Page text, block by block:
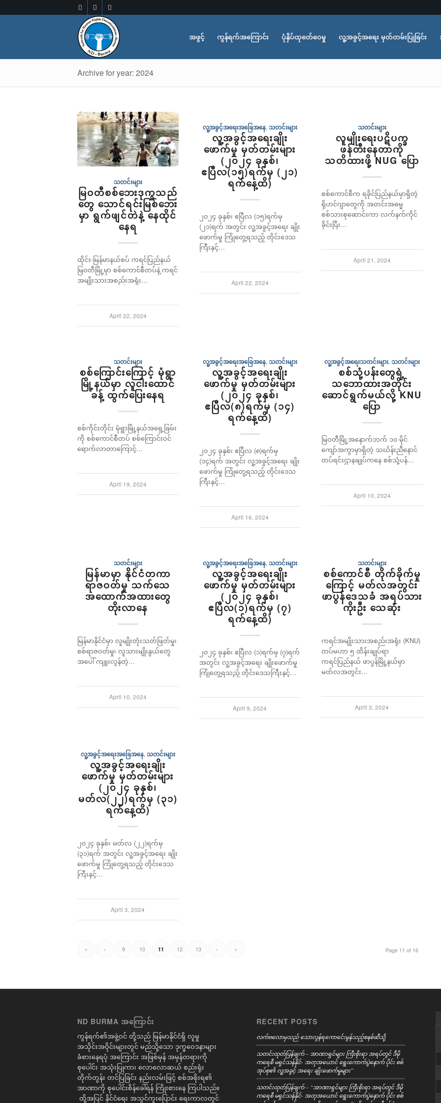
အဖွင့် ကွန်ရက်အကြောင်း ပုံနှိပ်ထုတ်ေဝေမှု လူ့အခွင့်အရေး မှတ်တမ်းပြုခြင်း
Archive for year: 2024
သတင်းများ
မြဝတီစစ်ဘေးဒုက္ခသည်
တွေ သောင်ရင်းမြစ်ဘေး
မှာ ရွက်ဖျင်တဲနဲ့ နေထိုင်
နေရ
ထိုင်း-မြန်မာနယ်စပ် ကရင်ပြည်နယ်
မြဝတီမြို့မှာ စစ်ကောင်စီတပ်နဲ့ ကရင်
အမျိုးသားအစည်းအရုံး…
April 22, 2024
လူ့အခွင့်အရေးအခြေအနေ,သတင်းများ
လူ့အခွင့်အရေးချိုး
ဖောက်မှု မှတ်တမ်းများ
(၂၀၂၄ ခုနှစ်၊
ဧပြီလ(၁၅)ရက်မှ (၂၁)
ရက်နေ့ထိ)
၂၀၂၄ ခုနှစ်၊ ဧပြီလ (၁၅)ရက်မှ
(၂၁)ရက် အတွင်း လူ့အခွင့်အရေး ချိုး
ဖောက်မှု ကြုံတွေ့ရသည့် တိုင်းဒေသ
ကြီးနှင့်…
April 22, 2024
သတင်းများ
လူမျိုးရေးပဋိပက္ခ
ဖန်တီးနေတာကို
သတိထားဖို့ NUG ပြော
စစ်ကောင်စီက ရခိုင်ပြည်နယ်မှာရှိတဲ့
ရိုဟင်ဂျာတွေကို အတင်းအဓမ္မ
စစ်သားစုဆောင်းကာ လက်နက်ကိုင်
ခိုင်းပြီး…
April 21, 2024
သတင်းများ
စစ်ကြောင်းကြောင့် မုံရွာ
မြို့နယ်မှာ လူငါးထောင်
ခန့် ထွက်ပြေးနေရ
စစ်ကိုင်းတိုင်း မုံရွာမြို့နယ်အရှေ့ခြမ်း
ကို စစ်ကောင်စီတပ် စစ်ကြောင်းဝင်
ရောက်လာတာကြောင့်…
April 19, 2024
လူ့အခွင့်အရေးအခြေအနေ,သတင်းများ
လူ့အခွင့်အရေးချိုး
ဖောက်မှု မှတ်တမ်းများ
(၂၀၂၄ ခုနှစ်၊
ဧပြီလ(၈)ရက်မှ (၁၄)
ရက်နေ့ထိ)
၂၀၂၄ ခုနှစ်၊ ဧပြီလ (၈)ရက်မှ
(၁၄)ရက် အတွင်း လူ့အခွင့်အရေး ချိုး
ဖောက်မှု ကြုံတွေ့ရသည့် တိုင်းဒေသ
ကြီးနှင့်…
April 16, 2024
လူ့အခွင့်အရေးသတင်းများ,သတင်းများ
စစ်သုံ့ပန်းတွေရဲ့
သဘောထားအတိုင်း
ဆောင်ရွက်မယ်လို့ KNU
ပြော
မြဝတီမြို့အနောက်ဘက် ၁၀ မိုင်
ကျော်အကွာမှာရှိတဲ့ သင်္ဃန်းညီနောင်
တပ်ရင်းဌာနချုပ်ကနေ စစ်သုံ့ပန်…
April 10, 2024
သတင်းများ
မြန်မာမှာ နိုင်ငံတကာ
ရာဇဝတ်မှု သက်သေ
အထောက်အထားတွေ
တိုးလာနေ
မြန်မာနိုင်ငံမှာ လူမျိုးတုံးသတ်ဖြတ်မှု၊
စစ်ရာဇဝတ်မှု၊ လူသားမျိုးနွယ်တွေ
အပေါ် ကျူးလွန်တဲ့…
April 10, 2024
လူ့အခွင့်အရေးအခြေအနေ,သတင်းများ
လူ့အခွင့်အရေးချိုး
ဖောက်မှု မှတ်တမ်းများ
(၂၀၂၄ ခုနှစ်၊
ဧပြီလ(၁)ရက်မှ (၇)
ရက်နေ့ထိ)
၂၀၂၄ ခုနှစ်၊ ဧပြီလ (၁)ရက်မှ (၇)ရက်
အတွင်း လူ့အခွင့်အရေး ချိုးဖောက်မှု
ကြုံတွေ့ရသည့် တိုင်းဒေသကြီးနှင့်…
April 9, 2024
သတင်းများ
စစ်ကောင်စီ တိုက်ခိုက်မှု
ကြောင့် မတ်လအတွင်း
ဖာပွန်‌ဒေသခံ အရပ်သား
ကိုးဦး သေဆုံး
ကရင်အမျိုးသားအစည်းအရုံး (KNU)
တပ်မဟာ ၅ ထိန်းချုပ်ရာ
ကရင်ပြည်နယ် ဖာပွန်မြို့နယ်မှာ
မတ်လအတွင်း…
April 3, 2024
လူ့အခွင့်အရေးအခြေအနေ,သတင်းများ
လူ့အခွင့်အရေးချိုး
ဖောက်မှု မှတ်တမ်းများ
(၂၀၂၄ ခုနှစ်၊
မတ်လ(၂၂)ရက်မှ (၃၁)
ရက်နေ့ထိ)
၂၀၂၄ ခုနှစ်၊ မတ်လ (၂၂)ရက်မှ
(၃၁)ရက် အတွင်း လူ့အခွင့်အရေး ချိုး
ဖောက်မှု ကြုံတွေ့ရသည့် တိုင်းဒေသ
ကြီးနှင့်…
April 3, 2024
Page 11 of 16
« ‹ 9 10 11 12 13 › »
ND BURMA အကြောင်း
ကွန်ရက်၏အဖွဲ့ဝင် တို့သည် မြန်မာနိုင်ငံရှိ လူမှု
အသိုင်းအဝိုင်းများတွင် မည်သို့သော ဒုက္ခဝေဒနာများ
ခံစားနေရပုံ အကြောင်း အဖြစ်မှန် အမှန်တရားကို
စုပေါင်း အသုံးပြုကာ၊ လောလောဆယ် စည်းရုံး
တိုက်တွန်း တင်ပြခြင်း နည်းလမ်းဖြင့် စစ်အစိုးရ၏
အာဏာကို စုပေါင်းစိန်ခေါ်ရန် ကြိုးစားနေ ကြပါသည်။
ထို့အပြင် နိုင်ငံရေး အသွင်ကူးပြောင်း ရေးကာလတွင်
RECENT POSTS
လက်ဗလောမှသည် သောလွန်ရကောင်ေးမွန်သည့်စနစ်ဆီသို့
သတင်းထုတ်ပြန်ချက် – အာဏာရှင်များ ကြီးစိုးရာ အရပ်တွင် ဒီမို
ကရေစီ မရှင်သန်နိုင်- အတုအယောင် ရွေးကောက်ပွဲနောက် ပိုင်း စစ်
အုပ်စု၏ လူ့အခွင့် အရေး ချိုးဖောက်မှုများ”
သတင်းထုတ်ပြန်ချက် – “အာဏာရှင်များ ကြီးစိုးရာ အရပ်တွင် ဒီမို
ကရေစီ မရှင်သန်နိုင်- အတုအယောင် ရွေးကောက်ပွဲနောက် ပိုင်း စစ်